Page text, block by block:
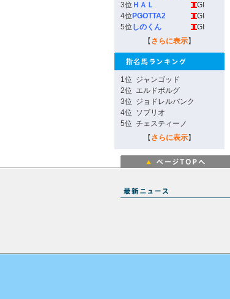
3位 ＨＡＬ
GI
4位 PGOTTA2
GI
5位 しのくん
GI
【 さらに表示】
1位 ジャンゴッド
2位 エルドボルグ
3位 ジョドレルバンク
4位 ソブリオ
5位 チェスティーノ
【 さらに表示】